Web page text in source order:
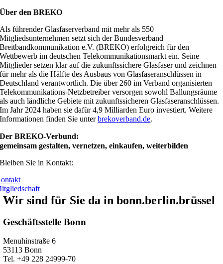
Über den BREKO
Als führender Glasfaserverband mit mehr als 550
Mitgliedsunternehmen setzt sich der Bundesverband
Breitbandkommunikation e.V. (BREKO) erfolgreich für den
Wettbewerb im deutschen Telekommunikationsmarkt ein. Seine
Mitglieder setzen klar auf die zukunftssichere Glasfaser und zeichnen
für mehr als die Hälfte des Ausbaus von Glasfaseranschlüssen in
Deutschland verantwortlich. Die über 260 im Verband organisierten
Telekommunikations-Netzbetreiber versorgen sowohl Ballungsräume
als auch ländliche Gebiete mit zukunftssicheren Glasfaseranschlüssen.
Im Jahr 2024 haben sie dafür 4,9 Milliarden Euro investiert. Weitere
Informationen finden Sie unterbrekoverband.de.
Der BREKO-Verbund:
gemeinsam gestalten, vernetzen, einkaufen, weiterbilden
Bleiben Sie in Kontakt:
Wir sind für Sie da in bonn.berlin.brüssel
Geschäftsstelle Bonn
Menuhinstraße 6
53113 Bonn
Tel. +49 228 24999-70